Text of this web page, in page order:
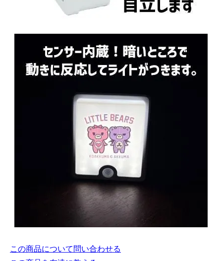
この商品について問い合わせる